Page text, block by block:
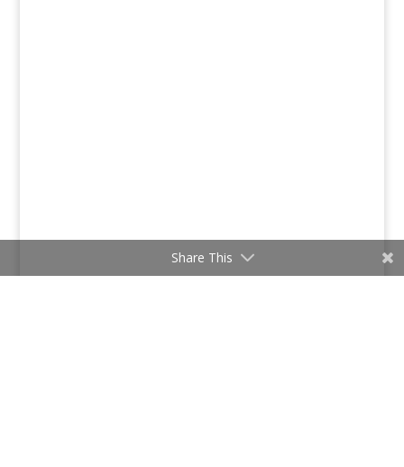
Share This